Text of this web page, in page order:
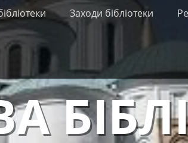
Заходи бібліотеки